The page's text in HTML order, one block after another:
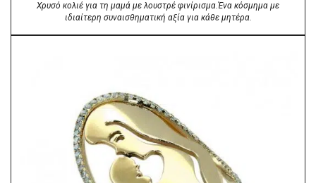
Χρυσό κολιέ για τη μαμά με λουστρέ φινίρισμα.Ένα κόσμημα με
ιδιαίτερη συναισθηματική αξία για κάθε μητέρα.